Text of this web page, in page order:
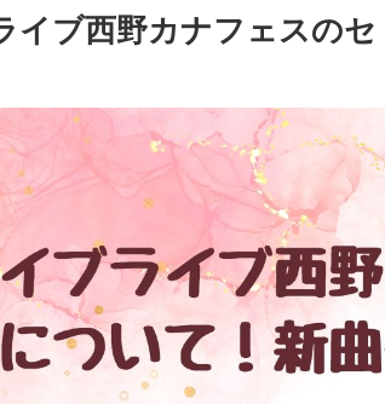
イブ西野カナフェスの